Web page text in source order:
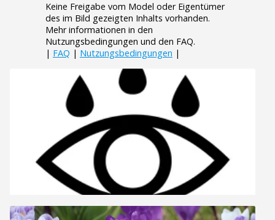
Keine Freigabe vom Model oder Eigentümer
des im Bild gezeigten Inhalts vorhanden.
Mehr informationen in den
Nutzungsbedingungen und den FAQ.
| FAQ | Nutzungsbedingungen |